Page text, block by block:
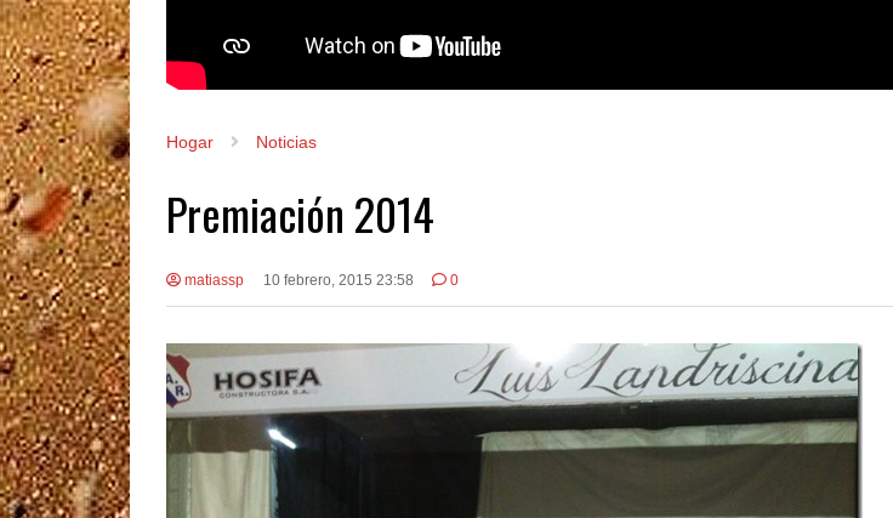
Hogar Noticias
Premiación 2014
matiassp 10 febrero, 2015 23:58 0